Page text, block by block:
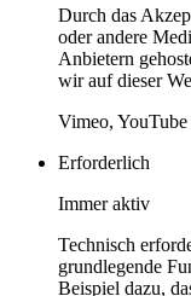
Durch das
oder andere
Anbietern
wir auf dieser
Vimeo, YouTube
Erforderlich
Immer aktiv
Technisch
grundlegende
Beispiel dazu,